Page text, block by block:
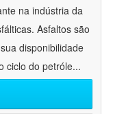
na indústria da
Asfaltos são
disponibilidade
ciclo do petróle...